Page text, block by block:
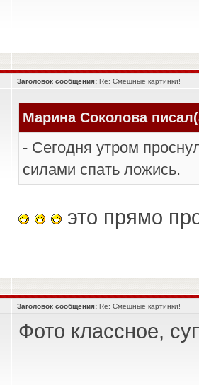
Заголовок сообщения: Re: Смешные картинки!
Марина Соколова
- Сегодня утром
силами спать ложись.
это прямо
Заголовок сообщения: Re: Смешные картинки!
Фото классное,